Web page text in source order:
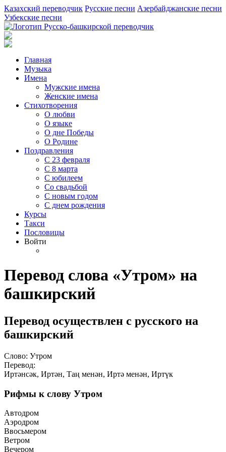
Казахский переводчик Русские песни Азербайджанские песни
Узбекские песни
Главная
Музыка
Имена
Мужские имена
Женские имена
Стихотворения
О любви
О языке
О дне Победы
О Родине
Поздравления
С 23 февраля
С 8 марта
С юбилеем
Со свадьбой
С новым годом
С днем рождения
Курсы
Такси
Пословицы
Войти
Перевод слова «Утром» на
башкирский
Перевод осуществлен с русского на
башкирский
Слово: Утром
Перевод:
Иртәнсәк, Иртән, Таң менән, Иртә менән, Иртүк
Рифмы к слову Утром
Автодром
Аэродром
Ввосьмером
Ветром
Вечером